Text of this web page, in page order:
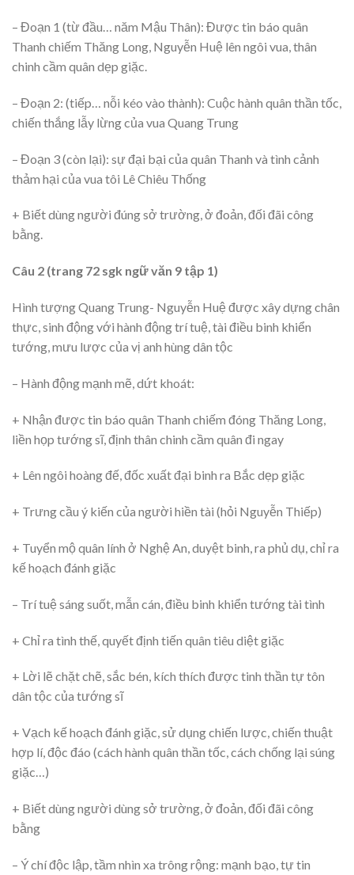
– Đoạn 1 (từ đầu… năm Mậu Thân): Được tin báo quân
Thanh chiếm Thăng Long, Nguyễn Huệ lên ngôi vua, thân
chinh cầm quân dẹp giặc.
– Đoạn 2: (tiếp… nỗi kéo vào thành): Cuộc hành quân thần tốc,
chiến thắng lẫy lừng của vua Quang Trung
– Đoạn 3 (còn lại): sự đại bại của quân Thanh và tình cảnh
thảm hại của vua tôi Lê Chiêu Thống
+ Biết dùng người đúng sở trường, ở đoản, đối đãi công
bằng.
Câu 2 (trang 72 sgk ngữ văn 9 tập 1)
Hình tượng Quang Trung- Nguyễn Huệ được xây dựng chân
thực, sinh động với hành động trí tuệ, tài điều binh khiển
tướng, mưu lược của vị anh hùng dân tộc
– Hành động mạnh mẽ, dứt khoát:
+ Nhận được tin báo quân Thanh chiếm đóng Thăng Long,
liền họp tướng sĩ, định thân chinh cầm quân đi ngay
+ Lên ngôi hoàng đế, đốc xuất đại binh ra Bắc dẹp giặc
+ Trưng cầu ý kiến của người hiền tài (hỏi Nguyễn Thiếp)
+ Tuyển mộ quân lính ở Nghệ An, duyệt binh, ra phủ dụ, chỉ ra
kế hoạch đánh giặc
– Trí tuệ sáng suốt, mẫn cán, điều binh khiển tướng tài tình
+ Chỉ ra tình thế, quyết định tiến quân tiêu diệt giặc
+ Lời lẽ chặt chẽ, sắc bén, kích thích được tinh thần tự tôn
dân tộc của tướng sĩ
+ Vạch kế hoạch đánh giặc, sử dụng chiến lược, chiến thuật
hợp lí, độc đáo (cách hành quân thần tốc, cách chống lại súng
giặc…)
+ Biết dùng người dùng sở trường, ở đoản, đối đãi công
bằng
– Ý chí độc lập, tầm nhìn xa trông rộng: mạnh bạo, tự tin